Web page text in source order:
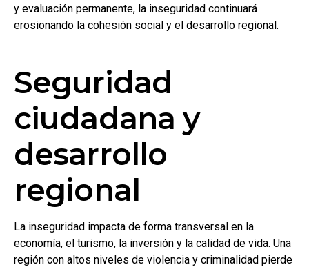
y evaluación permanente, la inseguridad continuará
erosionando la cohesión social y el desarrollo regional.
Seguridad
ciudadana y
desarrollo
regional
La inseguridad impacta de forma transversal en la
economía, el turismo, la inversión y la calidad de vida. Una
región con altos niveles de violencia y criminalidad pierde